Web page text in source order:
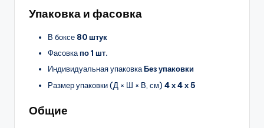
Упаковка и фасовка
В боксе 80 штук
Фасовкапо 1 шт.
Индивидуальная упаковкаБез упаковки
Размер упаковки (Д × Ш × В, см) 4 х 4 х 5
Общие